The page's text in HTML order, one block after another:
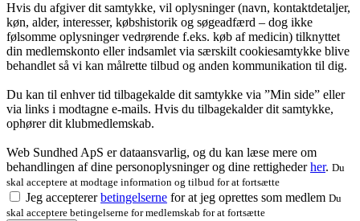
Hvis du afgiver dit samtykke, vil oplysninger (navn, kontaktdetaljer,
køn, alder, interesser, købshistorik og søgeadfærd – dog ikke
følsomme oplysninger vedrørende f.eks. køb af medicin) tilknyttet
din medlemskonto eller indsamlet via særskilt cookiesamtykke blive
behandlet så vi kan målrette tilbud og anden kommunikation til dig.
Du kan til enhver tid tilbagekalde dit samtykke via ”Min side” eller
via links i modtagne e-mails. Hvis du tilbagekalder dit samtykke,
ophører dit klubmedlemskab.
Web Sundhed ApS er dataansvarlig, og du kan læse mere om
behandlingen af dine personoplysninger og dine rettighederher. Du
skal acceptere at modtage information og tilbud for at fortsætte
Jeg acceptererbetingelserne for at jeg oprettes som medlem Du
skal acceptere betingelserne for medlemskab for at fortsætte